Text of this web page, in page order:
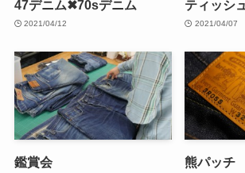
47デニム✖70sデニム
2021/04/12
ティッシ
2021/04/07
鑑賞会 熊パッチ